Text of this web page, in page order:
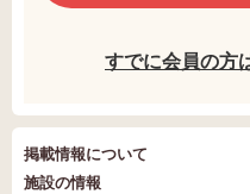
すでに会員の方
掲載情報について
施設の情報